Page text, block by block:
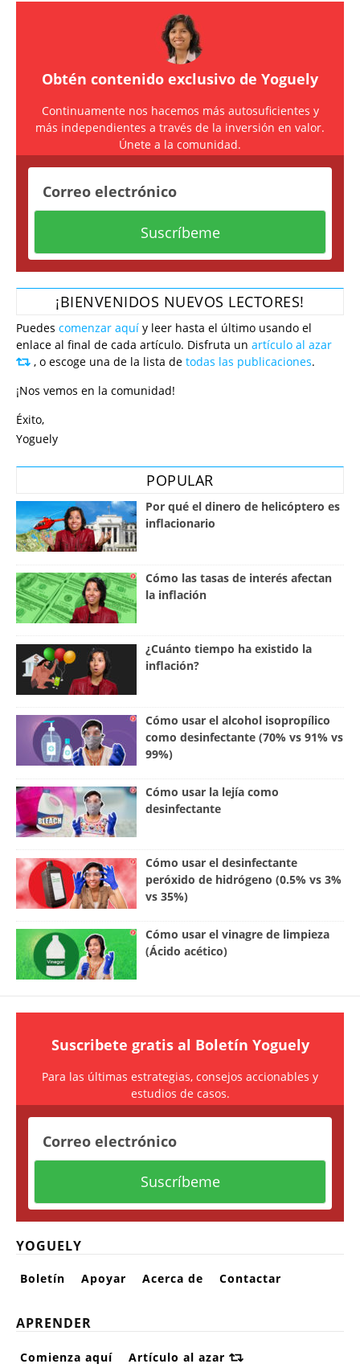
Obtén contenido exclusivo de Yoguely
Continuamente nos hacemos más autosuficientes y
más independientes a través de la inversión en valor.
Únete a la comunidad.
¡BIENVENIDOS NUEVOS LECTORES!
Puedes comenzar aquí y leer hasta el último usando el
enlace al final de cada artículo. Disfruta un artículo al azar
, o escoge una de la lista de todas las publicaciones.
¡Nos vemos en la comunidad!
Éxito,
Yoguely
POPULAR
Por qué el dinero de helicóptero es
inflacionario
Cómo las tasas de interés afectan
la inflación
¿Cuánto tiempo ha existido la
inflación?
Cómo usar el alcohol isopropílico
como desinfectante (70% vs 91% vs
99%)
Cómo usar la lejía como
desinfectante
Cómo usar el desinfectante
peróxido de hidrógeno (0.5% vs 3%
vs 35%)
Cómo usar el vinagre de limpieza
(Ácido acético)
Suscribete gratis al Boletín Yoguely
Para las últimas estrategias, consejos accionables y
estudios de casos.
YOGUELY
Boletín Apoyar Acerca de Contactar
APRENDER
Comienza aquí Artículo al azar